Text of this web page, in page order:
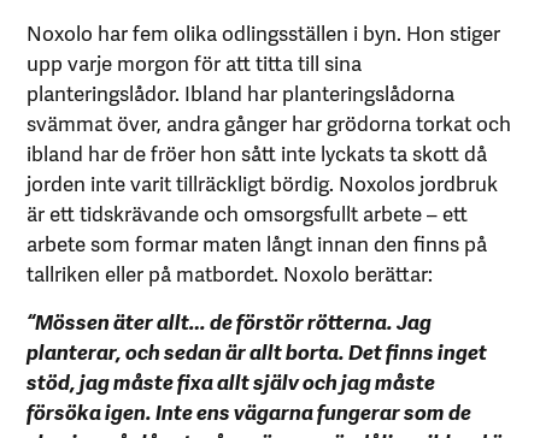
Noxolo har fem olika odlingsställen i byn. Hon stiger
upp varje morgon för att titta till sina
planteringslådor. Ibland har planteringslådorna
svämmat över, andra gånger har grödorna torkat och
ibland har de fröer hon sått inte lyckats ta skott då
jorden inte varit tillräckligt bördig. Noxolos jordbruk
är ett tidskrävande och omsorgsfullt arbete – ett
arbete som formar maten långt innan den finns på
tallriken eller på matbordet. Noxolo berättar:
“Mössen äter allt… de förstör rötterna. Jag
planterar, och sedan är allt borta. Det finns inget
stöd, jag måste fixa allt själv och jag måste
försöka igen. Inte ens vägarna fungerar som de